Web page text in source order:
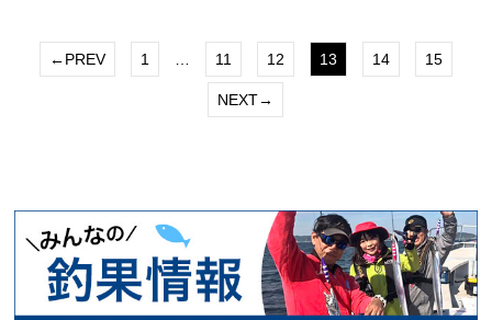
←PREV 1 11 12 13 14 15
NEXT→